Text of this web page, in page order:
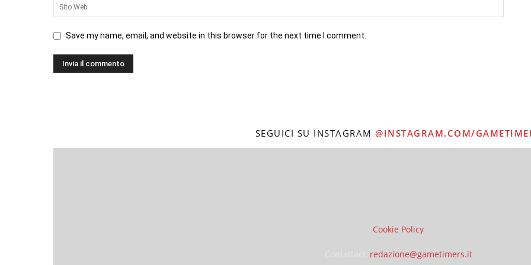
Save my name, email, and website in this browser for the next time I comment.
SEGUICI SU INSTAGRAM @INSTAGRAM.COM/
Cookie Policy
redazione@gametimers.it